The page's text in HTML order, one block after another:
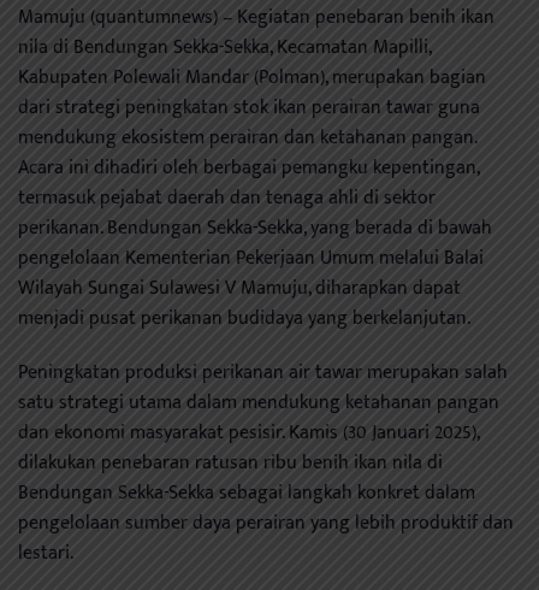
Mamuju (quantumnews) – Kegiatan penebaran benih ikan
nila di Bendungan Sekka-Sekka, Kecamatan Mapilli,
Kabupaten Polewali Mandar (Polman), merupakan bagian
dari strategi peningkatan stok ikan perairan tawar guna
mendukung ekosistem perairan dan ketahanan pangan.
Acara ini dihadiri oleh berbagai pemangku kepentingan,
termasuk pejabat daerah dan tenaga ahli di sektor
perikanan. Bendungan Sekka-Sekka, yang berada di bawah
pengelolaan Kementerian Pekerjaan Umum melalui Balai
Wilayah Sungai Sulawesi V Mamuju, diharapkan dapat
menjadi pusat perikanan budidaya yang berkelanjutan.
Peningkatan produksi perikanan air tawar merupakan salah
satu strategi utama dalam mendukung ketahanan pangan
dan ekonomi masyarakat pesisir. Kamis (30 Januari 2025),
dilakukan penebaran ratusan ribu benih ikan nila di
Bendungan Sekka-Sekka sebagai langkah konkret dalam
pengelolaan sumber daya perairan yang lebih produktif dan
lestari.